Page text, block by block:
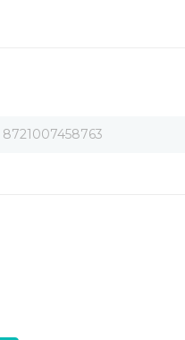
8721007458763